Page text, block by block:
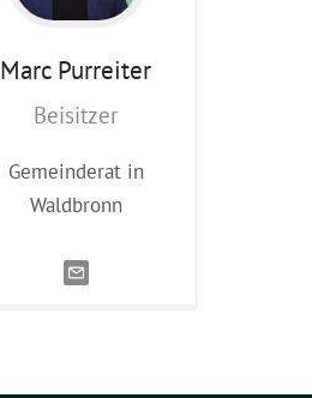
Marc Purreiter
Beisitzer
Gemeinderat in
Waldbronn